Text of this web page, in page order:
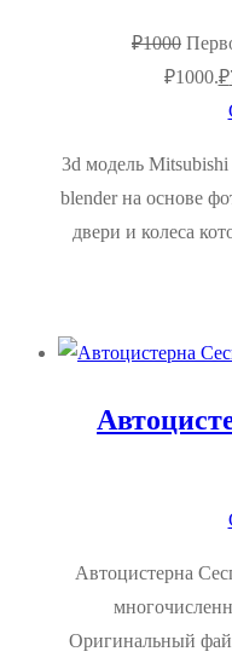
₽1000
₽1000.₽
3d модель
blender на основе
двери и колеса
Автоцистерна
Оригинальный